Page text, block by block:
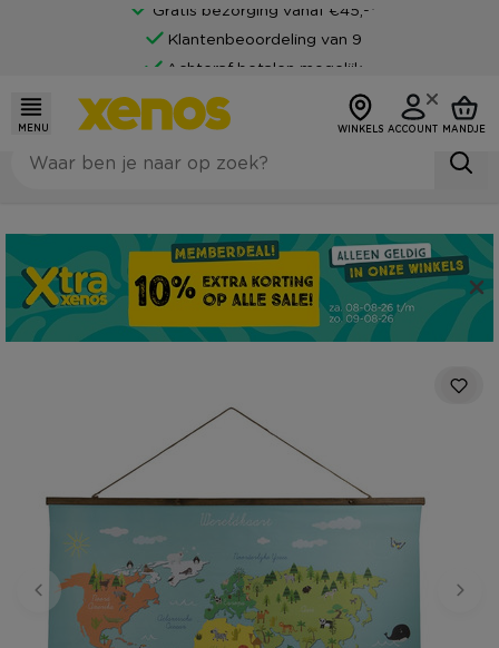
Gratis bezorging vanaf €45,-*
Klantenbeoordeling van 9
Achteraf betalen mogelijk
MENU WINKELS ACCOUNT MANDJE